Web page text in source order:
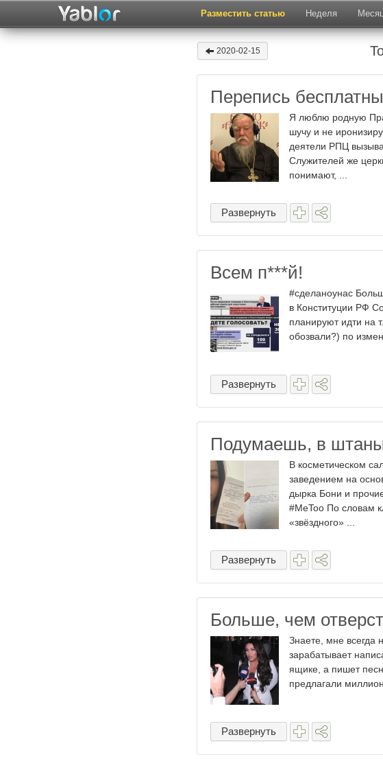
Разместить статью Неделя
2020-02-15
Перепись
Я люблю родную
шучу и не
деятели РПЦ
Служителей же
понимают, ...
Развернуть
Всем п​***й!
#сделаноунас
в Конституции РФ
планируют идти на
обозвали?) по
Развернуть
Подумаешь, в
В косметическом
заведением на
дырка Бони и
#MeToo По словам
«звёздного» ...
Развернуть
Больше, чем
Знаете, мне всегда
зарабатывает
ящике, а пишет
предлагали
Развернуть